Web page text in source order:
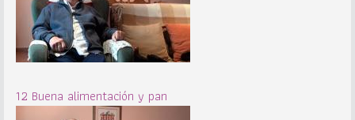
12 Buena alimentación y pan